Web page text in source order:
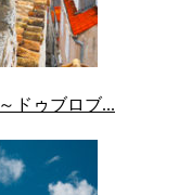
ドゥブロブ...